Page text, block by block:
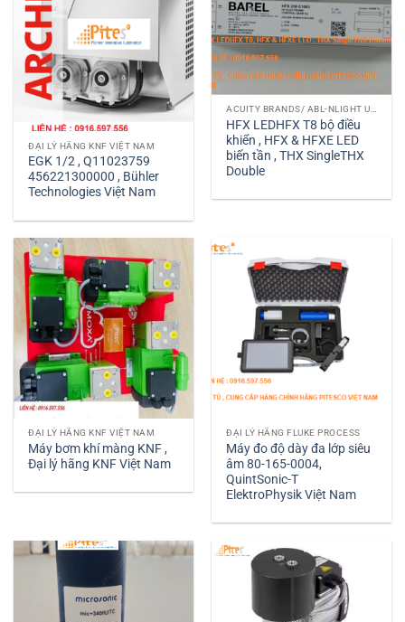
ĐẠI LÝ HÃNG KNF VIỆT NAM
EGK 1/2 , Q11023759
456221300000 , Bühler
Technologies Việt Nam
HFX LEDHFX T8 bộ điều
khiển , HFX & HFXE LED
biến tần , THX SingleTHX
Double
ĐẠI LÝ HÃNG KNF VIỆT NAM
Máy bơm khí màng KNF ,
Đại lý hãng KNF Việt Nam
ĐẠI LÝ HÃNG FLUKE PROCESS
Máy đo độ dày đa lớp siêu
âm 80-165-0004,
QuintSonic-T
ElektroPhysik Việt Nam